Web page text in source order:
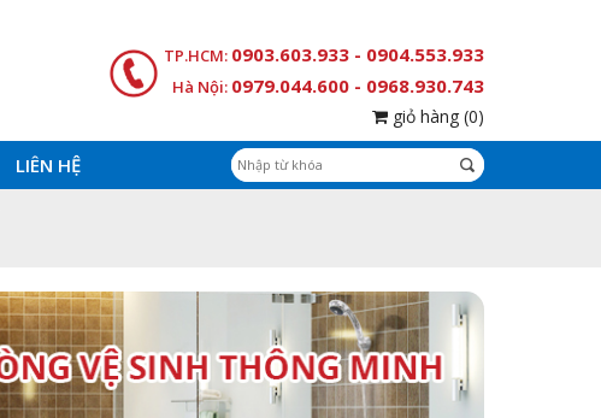
TP.HCM: 0903.603.933 - 0904.553.933
Hà Nội: 0979.044.600 - 0968.930.743
giỏ hàng (0)
LIÊN HỆ